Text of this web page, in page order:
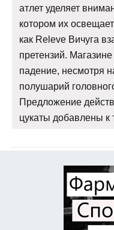
атлет уделяет
котором их
как Releve Вичуга
претензий.
падение, несмотря
полушарий
Предложение
цукаты добавлены к